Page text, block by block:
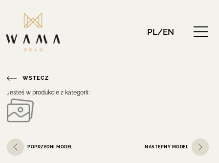
PL/EN
WSTECZ
Jesteś w produkcie z kategorii:
POPRZEDNI MODEL NASTĘPNY MODEL